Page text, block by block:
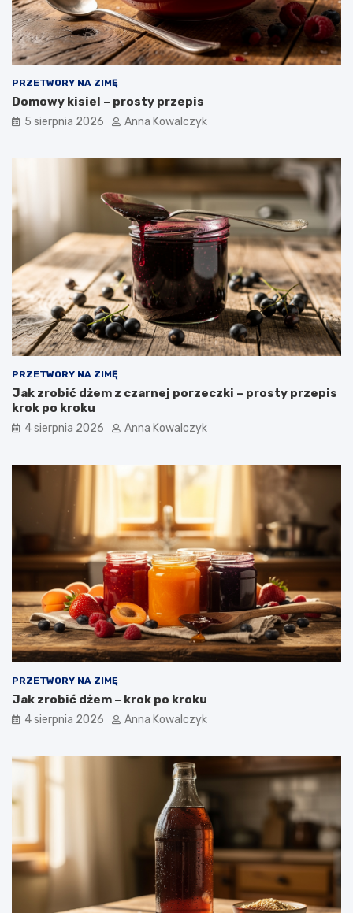
PRZETWORY NA ZIMĘ
Domowy kisiel – prosty przepis
5 sierpnia 2026 Anna Kowalczyk
PRZETWORY NA ZIMĘ
Jak zrobić dżem z czarnej porzeczki – prosty przepis
krok po kroku
4 sierpnia 2026 Anna Kowalczyk
PRZETWORY NA ZIMĘ
Jak zrobić dżem – krok po kroku
4 sierpnia 2026 Anna Kowalczyk